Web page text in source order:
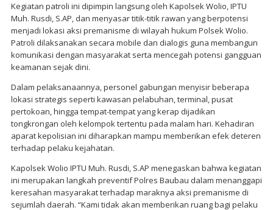
Kegiatan patroli ini dipimpin langsung oleh Kapolsek Wolio, IPTU
Muh. Rusdi, S.AP, dan menyasar titik-titik rawan yang berpotensi
menjadi lokasi aksi premanisme di wilayah hukum Polsek Wolio.
Patroli dilaksanakan secara mobile dan dialogis guna membangun
komunikasi dengan masyarakat serta mencegah potensi gangguan
keamanan sejak dini.
Dalam pelaksanaannya, personel gabungan menyisir beberapa
lokasi strategis seperti kawasan pelabuhan, terminal, pusat
pertokoan, hingga tempat-tempat yang kerap dijadikan
tongkrongan oleh kelompok tertentu pada malam hari. Kehadiran
aparat kepolisian ini diharapkan mampu memberikan efek deteren
terhadap pelaku kejahatan.
Kapolsek Wolio IPTU Muh. Rusdi, S.AP menegaskan bahwa kegiatan
ini merupakan langkah preventif Polres Baubau dalam menanggapi
keresahan masyarakat terhadap maraknya aksi premanisme di
sejumlah daerah. “Kami tidak akan memberikan ruang bagi pelaku